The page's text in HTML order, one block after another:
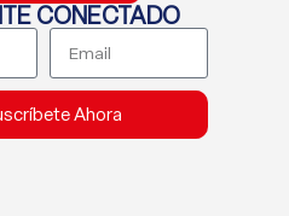
CONECTADO
Ahora